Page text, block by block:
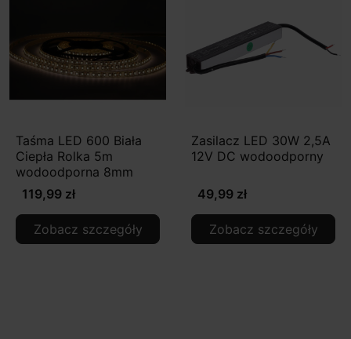
Taśma LED 600 Biała
Ciepła Rolka 5m
wodoodporna 8mm
119,99 zł
Zobacz szczegóły
Zasilacz LED 30W 2,5A
12V DC wodoodporny
49,99 zł
Zobacz szczegóły